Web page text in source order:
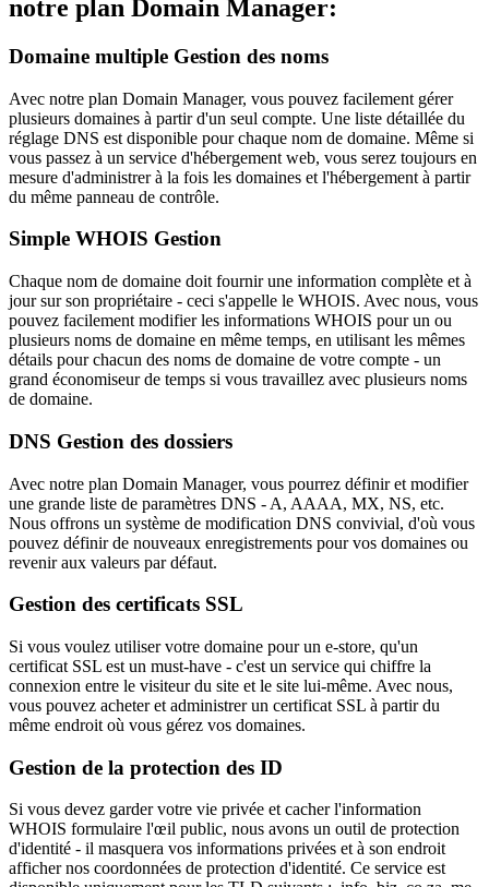
notre plan Domain Manager:
Domaine multiple Gestion des noms
Avec notre plan Domain Manager, vous pouvez facilement gérer
plusieurs domaines à partir d'un seul compte. Une liste détaillée du
réglage DNS est disponible pour chaque nom de domaine. Même si
vous passez à un service d'hébergement web, vous serez toujours en
mesure d'administrer à la fois les domaines et l'hébergement à partir
du même panneau de contrôle.
Simple WHOIS Gestion
Chaque nom de domaine doit fournir une information complète et à
jour sur son propriétaire - ceci s'appelle le WHOIS. Avec nous, vous
pouvez facilement modifier les informations WHOIS pour un ou
plusieurs noms de domaine en même temps, en utilisant les mêmes
détails pour chacun des noms de domaine de votre compte - un
grand économiseur de temps si vous travaillez avec plusieurs noms
de domaine.
DNS Gestion des dossiers
Avec notre plan Domain Manager, vous pourrez définir et modifier
une grande liste de paramètres DNS - A, AAAA, MX, NS, etc.
Nous offrons un système de modification DNS convivial, d'où vous
pouvez définir de nouveaux enregistrements pour vos domaines ou
revenir aux valeurs par défaut.
Gestion des certificats SSL
Si vous voulez utiliser votre domaine pour un e-store, qu'un
certificat SSL est un must-have - c'est un service qui chiffre la
connexion entre le visiteur du site et le site lui-même. Avec nous,
vous pouvez acheter et administrer un certificat SSL à partir du
même endroit où vous gérez vos domaines.
Gestion de la protection des ID
Si vous devez garder votre vie privée et cacher l'information
WHOIS formulaire l'œil public, nous avons un outil de protection
d'identité - il masquera vos informations privées et à son endroit
afficher nos coordonnées de protection d'identité. Ce service est